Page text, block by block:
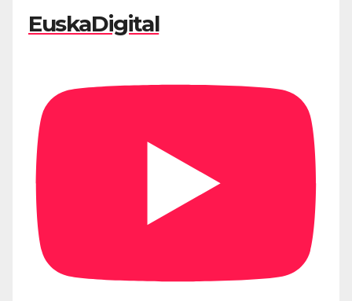
EuskaDigital